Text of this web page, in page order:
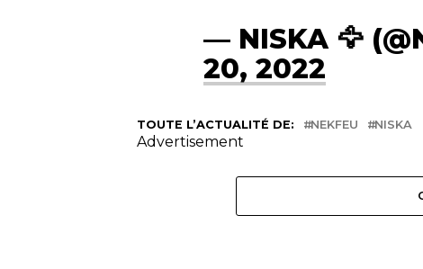
— NISKA 🦅
20, 2022
TOUTE L’ACTUALITÉ DE: NEKFEU NISKA
Advertisement